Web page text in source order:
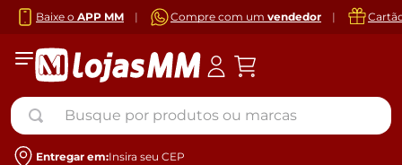
Baixe o APP MM | Compre com um vendedor |
Busque por produtos ou marcas
Entregar em:Insira seu CEP